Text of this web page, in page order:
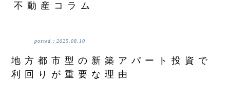
不動産コラム
posted：2025.08.10
地方都市型の新築アパート投資で
利回りが重要な理由